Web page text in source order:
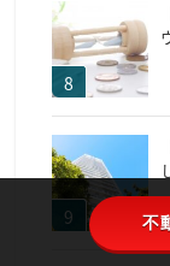
不